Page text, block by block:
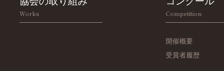
Works Competition
開催概要
受賞者履歴